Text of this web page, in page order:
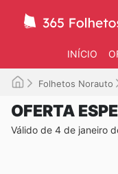
INÍCIO
Folhetos Norauto
OFERTA
Válido de 4 de janeiro